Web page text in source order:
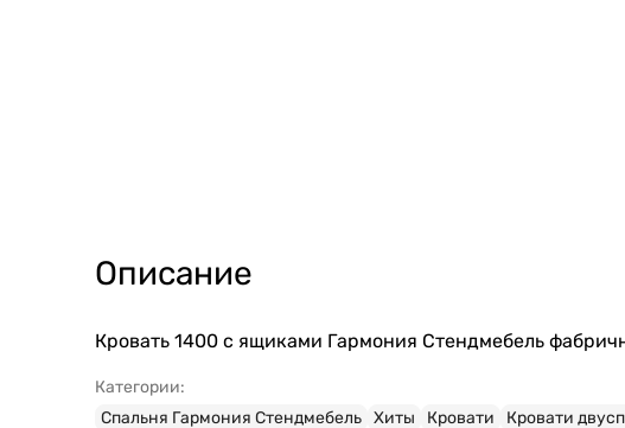
Описание
Кровать 1400 с ящиками Гармония Стендмебель
Категории:
Спальня Гармония Стендмебель Хиты Кровати Кровати